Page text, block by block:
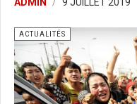
ACTUALITÉS